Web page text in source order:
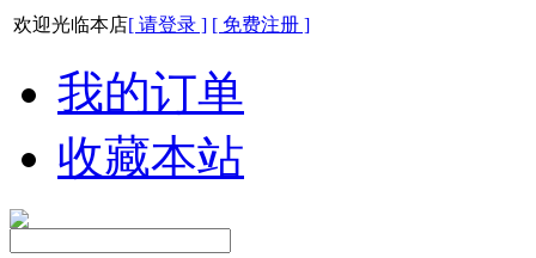
欢迎光临本店[ 请登录 ] [ 免费注册 ]
我的订单
收藏本站